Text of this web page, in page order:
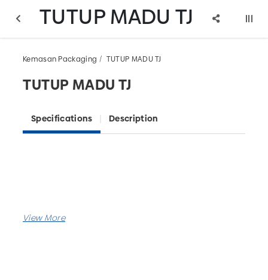
TUTUP MADU TJ
Kemasan Packaging TUTUP MADU TJ
TUTUP MADU TJ
Specifications Description